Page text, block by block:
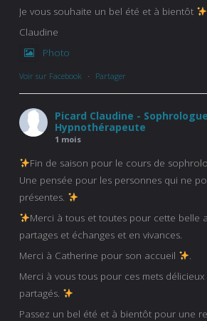
Je vous souhaite un bel été et à bientôt
Claudine
Photo
Voir sur Facebook · Partager
Picard Claudine -
Hypnothérapeute
1 mois
Fin de saison pour le cours de
Une pensée pour les personnes qui ne
présentes.
Merci à tous et toutes pour cette belle
partages et échanges et en vivances.
Merci à Catherine pour son accueil
.
Merci à vous tous pour ces mets
partagés.
Passez un bel été et à bientôt pour une